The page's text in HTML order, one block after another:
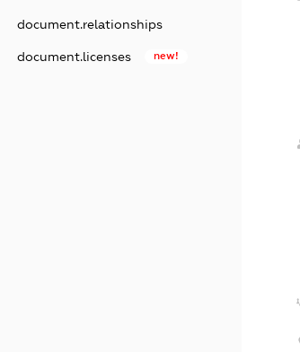
document.relationships
document.licenses new!